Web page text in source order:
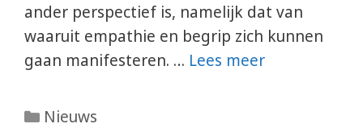
ander perspectief is, namelijk dat van
waaruit empathie en begrip zich kunnen
gaan manifesteren. … Lees meer
Categorieën
Nieuws